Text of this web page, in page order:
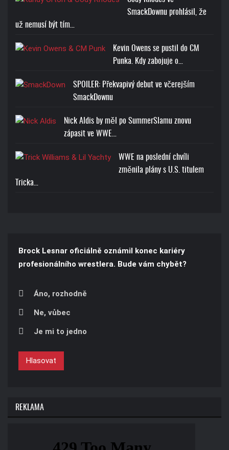
SmackDownu prohlásil, že
už nemusí být tím…
Kevin Owens se pustil do CM
Punka. Kdy zabojuje o…
SPOILER: Překvapivý debut ve včerejším
SmackDownu
Nick Aldis by měl po SummerSlamu znovu
zápasit ve WWE…
WWE na poslední chvíli
změnila plány s U.S. titulem
Tricka…
Brock Lesnar oficiálně oznámil konec kariéry
profesionálního wrestlera. Bude vám chybět?
Áno, rozhodně
Ne, vůbec
Je mi to jedno
Hlasovat
REKLAMA